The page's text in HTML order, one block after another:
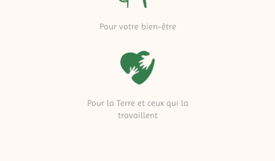
Pour votre bien-être
Pour la Terre et ceux qui la
travaillent